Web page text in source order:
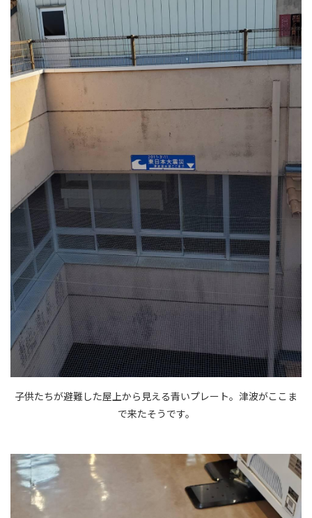
子供たちが避難した屋上から見える青いプレート。津波がここま
で来たそうです。